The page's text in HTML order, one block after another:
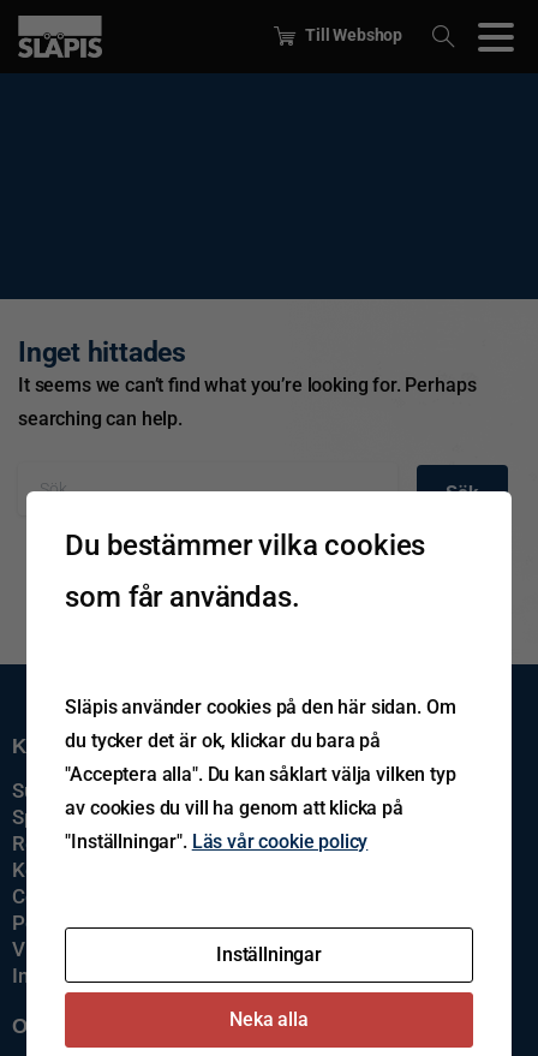
Till Webshop
Inget hittades
It seems we can’t find what you’re looking for. Perhaps
searching can help.
Kundservice
Support
Spårning av gods
Reklamation
Kontakta oss
Cookiepolicy
Policys
Visselblåsning
Imprint
Om oss
Du bestämmer vilka cookies
som får användas.
Släpis använder cookies på den här sidan. Om
du tycker det är ok, klickar du bara på
"Acceptera alla". Du kan såklart välja vilken typ
av cookies du vill ha genom att klicka på
"Inställningar". Läs vår cookie policy
Inställningar
Neka alla